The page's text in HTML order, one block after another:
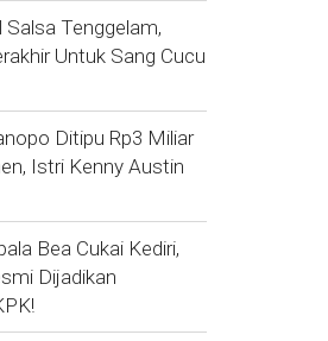
Tenggelam,
Untuk Sang Cucu
Ditipu Rp3 Miliar
Istri Kenny Austin
Bea Cukai Kediri,
Dijadikan